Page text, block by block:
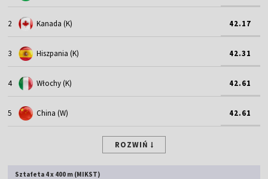
2 Kanada (K) 42.17
3 Hiszpania (K) 42.31
4 Włochy (K) 42.61
5 China (W) 42.61
ROZWIŃ
Sztafeta 4 x 400 m (MIKST)